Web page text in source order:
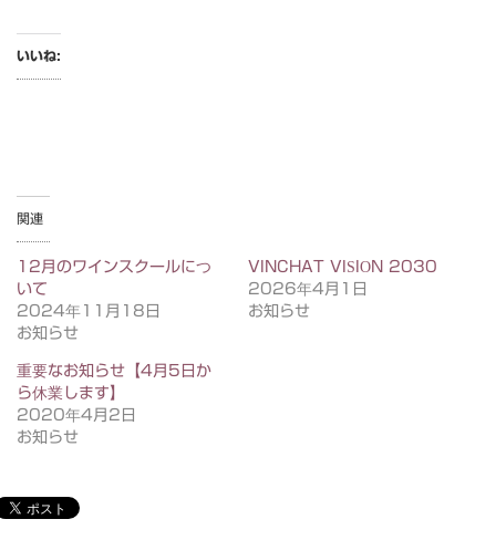
いいね:
関連
12月のワインスクールにつ
いて
2024年11月18日
お知らせ
VINCHAT VISION 2030
2026年4月1日
お知らせ
重要なお知らせ【4月5日か
ら休業します】
2020年4月2日
お知らせ